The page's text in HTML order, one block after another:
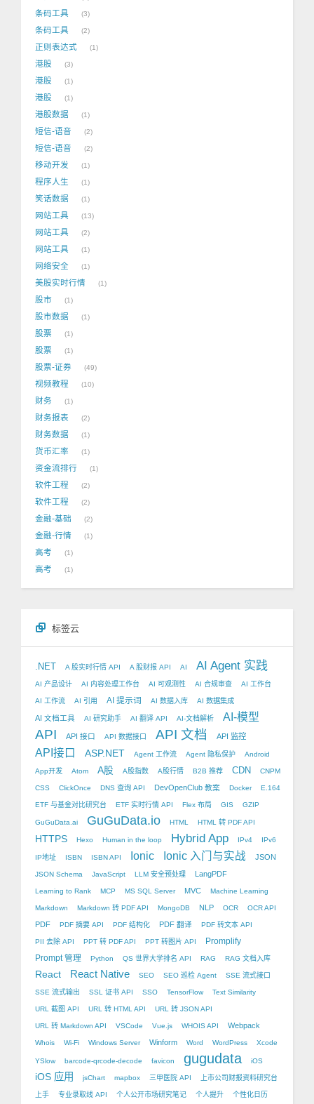
条码工具 3
条码工具 2
正则表达式 1
港股 3
港股 1
港股 1
港股数据 1
短信-语音 2
短信-语音 2
移动开发 1
程序人生 1
笑话数据 1
网站工具 13
网站工具 2
网站工具 1
网络安全 1
美股实时行情 1
股市 1
股市数据 1
股票 1
股票 1
股票-证券 49
视频教程 10
财务 1
财务报表 2
财务数据 1
货币汇率 1
资金流排行 1
软件工程 2
软件工程 2
金融-基础 2
金融-行情 1
高考 1
高考 1
标签云
.NET A 股实时行情 API A 股财报 API AI AI Agent 实践
AI 产品设计 AI 内容处理工作台 AI 可观测性 AI 合规审查 AI 工作台
AI 工作流 AI 引用 AI 提示词 AI 数据入库 AI 数据集成
AI 文档工具 AI 研究助手 AI 翻译 API AI-文档解析 AI-模型
API API 接口 API 数据接口 API 文档 API 监控
API接口 ASP.NET Agent 工作流 Agent 隐私保护 Android
App开发 Atom A股 A股指数 A股行情 B2B 推荐 CDN CNPM
CSS ClickOnce DNS 查询 API DevOpenClub 教案 Docker E.164
ETF 与基金对比研究台 ETF 实时行情 API Flex 布局 GIS GZIP
GuGuData.ai GuGuData.io HTML HTML 转 PDF API
HTTPS Hexo Human in the loop Hybrid App IPv4 IPv6
IP地址 ISBN ISBN API Ionic Ionic 入门与实战 JSON
JSON Schema JavaScript LLM 安全预处理 LangPDF
Learning to Rank MCP MS SQL Server MVC Machine Learning
Markdown Markdown 转 PDF API MongoDB NLP OCR OCR API
PDF PDF 摘要 API PDF 结构化 PDF 翻译 PDF 转文本 API
PII 去除 API PPT 转 PDF API PPT 转图片 API
Promplify
Prompt 管理
Python QS 世界大学排名 API RAG RAG 文档入库
React React Native SEO SEO 巡检 Agent SSE 流式接口
SSE 流式输出 SSL 证书 API SSO TensorFlow Text Similarity
URL 截图 API URL 转 HTML API URL 转 JSON API
URL 转 Markdown API VSCode Vue.js WHOIS API Webpack
Whois Wi-Fi Windows Server Winform Word WordPress Xcode
YSlow barcode-qrcode-decode favicon gugudata iOS
iOS 应用 jsChart mapbox 三甲医院 API 上市公司财报资料研究台
上手 专业录取线 API 个人公开市场研究笔记 个人提升 个性化日历